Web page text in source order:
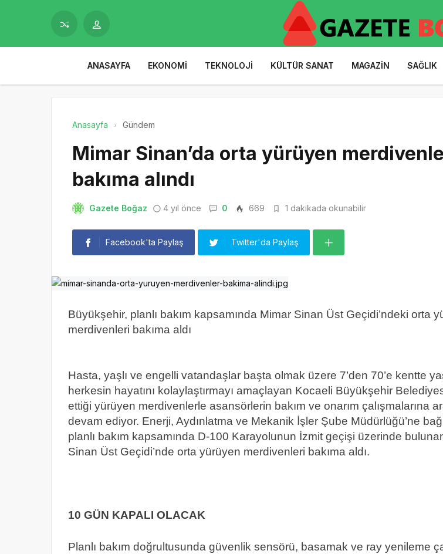
ANASAYFA EKONOMI TEKNOLOJI KÜLTÜR SANAT MAGAZIN SAĞLIK
Anasayfa Gündem
Mimar Sinan’da orta yürüyen
bakıma alındı
Gazete Boğaz 4 yıl önce 0 669 1 dakikada okunabilir
Facebook'ta Paylaş Twitter'da Paylaş
Büyükşehir, planlı bakım kapsamında Mimar Sinan Üst Geçidi’ndeki orta
merdivenleri bakıma aldı
Hasta, yaşlı ve engelli vatandaşlar başta olmak üzere 7’den 70’e kentte
herkesin hayatını kolaylaştırmayı amaçlayan Kocaeli Büyükşehir
ettiği yürüyen merdivenlerle asansörlerin bakım ve onarım çalışmalarına
devam ediyor. Enerji, Aydınlatma ve Mekanik İşler Şube Müdürlüğü’ne
planlı bakım kapsamında D-100 Karayolunun İzmit geçişi üzerinde
Sinan Üst Geçidi’nde orta yürüyen merdivenleri bakıma aldı.
10 GÜN KAPALI OLACAK
Planlı bakım doğrultusunda güvenlik sensörü, basamak ve ray yenileme